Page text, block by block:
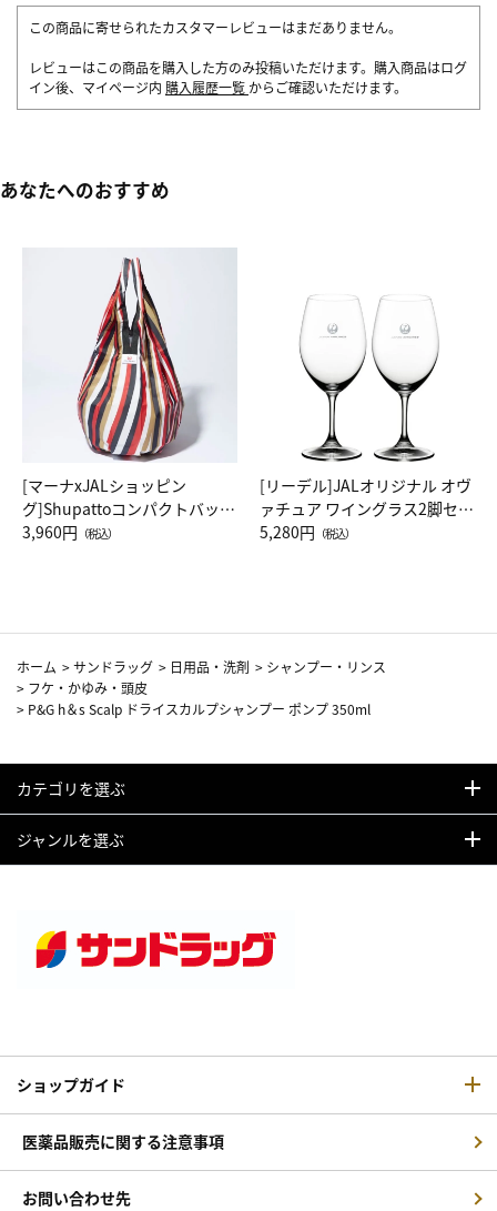
この商品に寄せられたカスタマーレビューはまだありません。
レビューはこの商品を購入した方のみ投稿いただけます。購入商品はログ
イン後、マイページ内 購入履歴一覧 からご確認いただけます。
あなたへのおすすめ
[マーナxJALショッピン
グ]Shupattoコンパクトバッグ
Drop JAL客室乗務員（LC）ス
3,960円 （税込）
[リーデル]JALオリジナル オヴ
ァチュア ワイングラス2脚セッ
ト（レッドワイン）
5,280円 （税込）
ホーム >サンドラッグ > 日用品・洗剤 > シャンプー・リンス
> フケ・かゆみ・頭皮
> P&G h＆s Scalp ドライスカルプシャンプー ポンプ 350ml
カテゴリを選ぶ
ジャンルを選ぶ
ショップガイド
医薬品販売に関する注意事項
お問い合わせ先